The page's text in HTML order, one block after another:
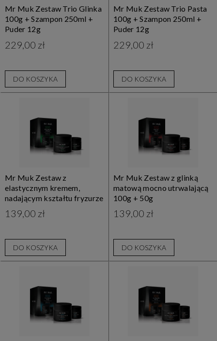
Mr Muk Zestaw Trio Glinka
100g + Szampon 250ml +
Puder 12g
229,00 zł
DO KOSZYKA
Mr Muk Zestaw Trio Pasta
100g + Szampon 250ml +
Puder 12g
229,00 zł
DO KOSZYKA
Mr Muk Zestaw z
elastycznym kremem,
nadającym kształtu fryzurze
100g + 50g
139,00 zł
DO KOSZYKA
Mr Muk Zestaw z glinką
matową mocno utrwalającą
100g + 50g
139,00 zł
DO KOSZYKA